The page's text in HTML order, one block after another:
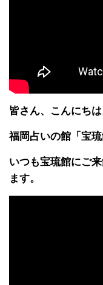
皆さん、こんにちは
福岡占いの館「宝
いつも宝琉館にご
ます。